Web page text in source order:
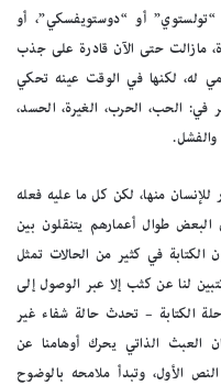
أو “دوستويفسكي”، أو
مازالت حتى الآن قادرة على جذب
له، لكنها في الوقت عينه تحكي
الحب، الحرب، الغيرة، الحسد،
والفشل.
للإنسان منها، لكن كل ما عليه فعله
البعض طوال أعمارهم يتنقلون بين
الكتابة في كثير من الحالات تمثل
لنا عن كثب إلا عبر الوصول إلى
الكتابة – تحدث حالة شفاء غير
الذاتي يحرك أوهامنا عن
الأول، وتبدأ ملامحه بالوضوح